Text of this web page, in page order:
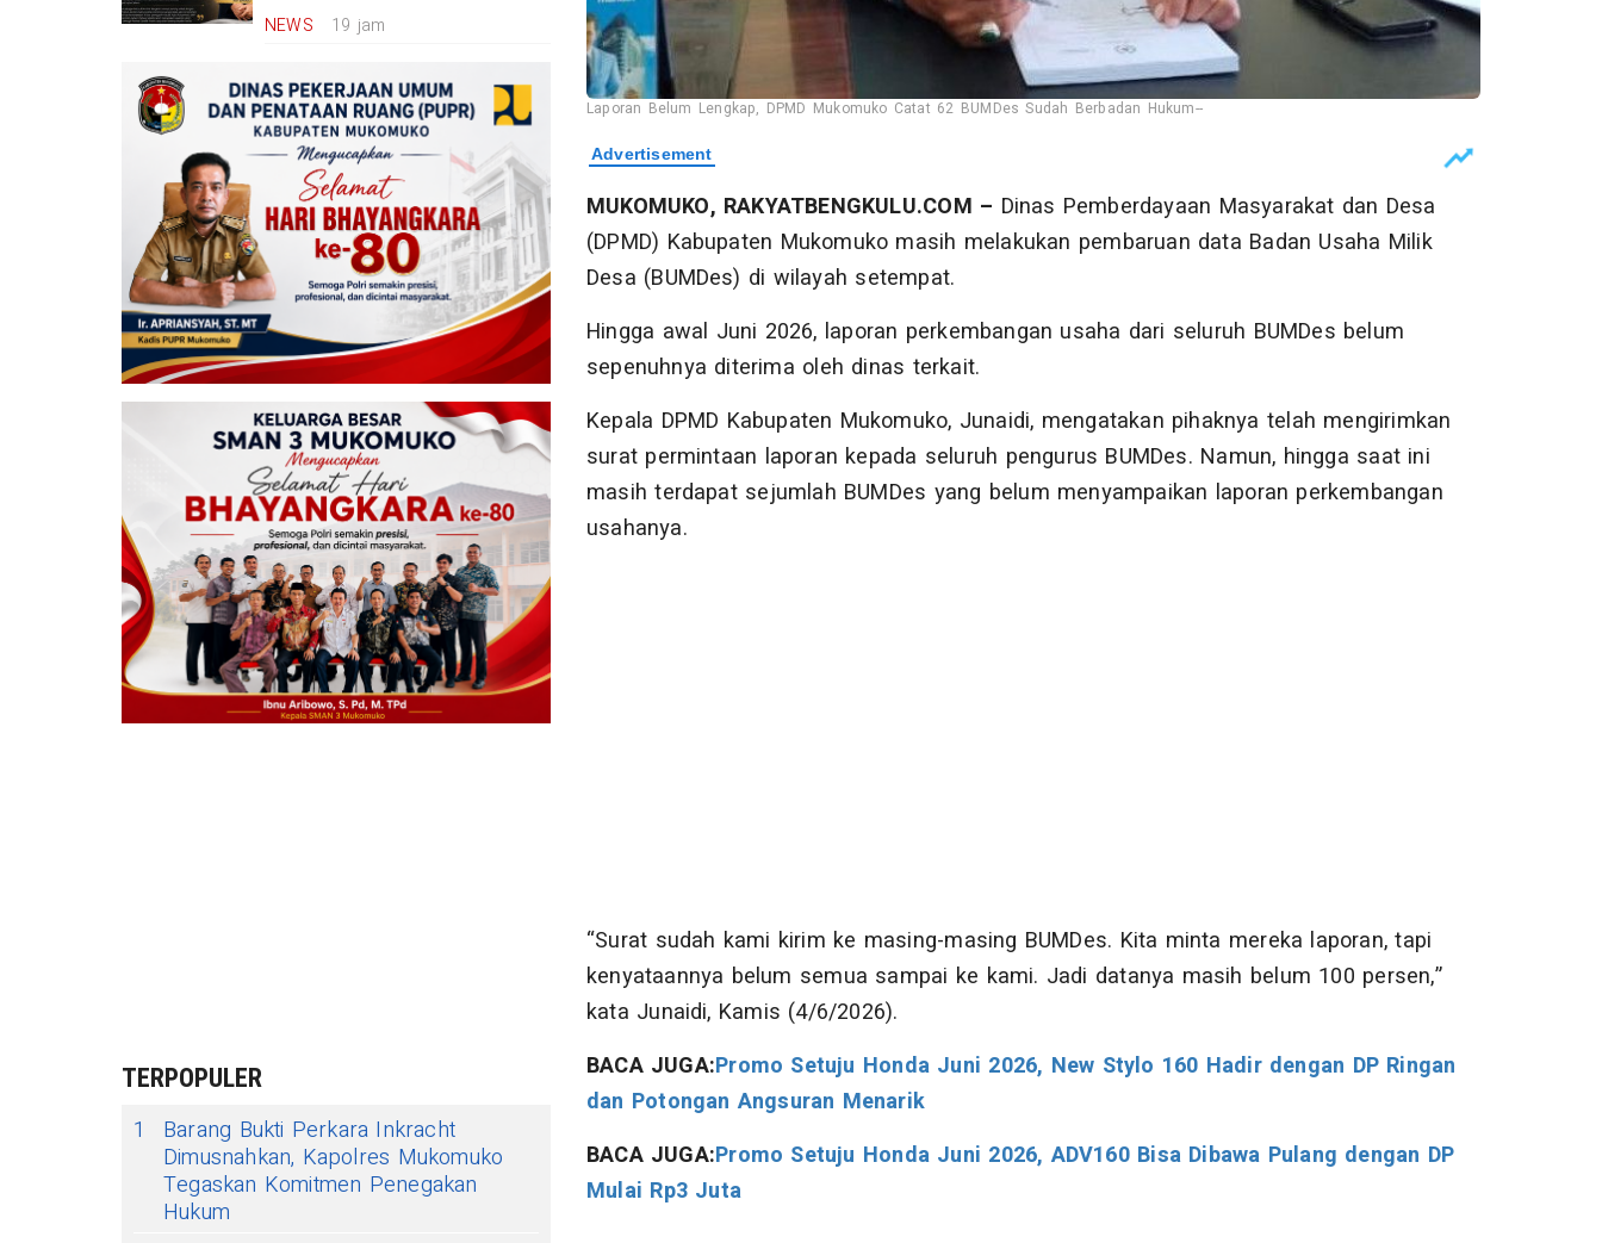
NEWS 19 jam
TERPOPULER
1
Barang Bukti Perkara Inkracht
Dimusnahkan, Kapolres Mukomuko
Tegaskan Komitmen Penegakan
Hukum
Laporan Belum Lengkap, DPMD Mukomuko Catat 62 BUMDes Sudah Berbadan Hukum--
MUKOMUKO, RAKYATBENGKULU.COM – Dinas Pemberdayaan Masyarakat dan Desa
(DPMD) Kabupaten Mukomuko masih melakukan pembaruan data Badan Usaha Milik
Desa (BUMDes) di wilayah setempat.
Hingga awal Juni 2026, laporan perkembangan usaha dari seluruh BUMDes belum
sepenuhnya diterima oleh dinas terkait.
Kepala DPMD Kabupaten Mukomuko, Junaidi, mengatakan pihaknya telah mengirimkan
surat permintaan laporan kepada seluruh pengurus BUMDes. Namun, hingga saat ini
masih terdapat sejumlah BUMDes yang belum menyampaikan laporan perkembangan
usahanya.
“Surat sudah kami kirim ke masing-masing BUMDes. Kita minta mereka laporan, tapi
kenyataannya belum semua sampai ke kami. Jadi datanya masih belum 100 persen,”
kata Junaidi, Kamis (4/6/2026).
BACA JUGA:Promo Setuju Honda Juni 2026, New Stylo 160 Hadir dengan DP Ringan
dan Potongan Angsuran Menarik
BACA JUGA:Promo Setuju Honda Juni 2026, ADV160 Bisa Dibawa Pulang dengan DP
Mulai Rp3 Juta